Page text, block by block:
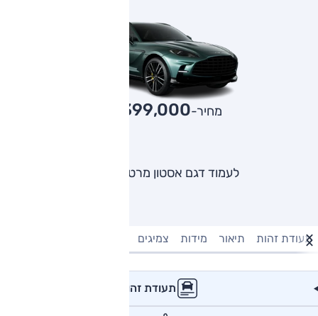
מחיר-₪2,399,000
לעמוד דגם אסטון מרטין DBX
תעודת זהות תיאור מידות צמיגים
תעודת זהות